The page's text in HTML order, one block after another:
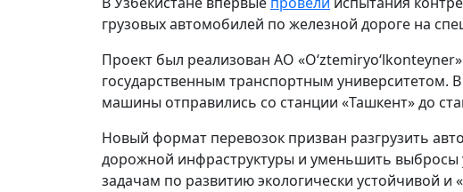
грузовых автомобилей по железной дороге на
Проект был реализован АО
государственным транспортным университетом.
машины отправились со станции «Ташкент» до
Новый формат перевозок призван разгрузить
дорожной инфраструктуры и уменьшить выбросы
задачам по развитию экологически устойчивой и